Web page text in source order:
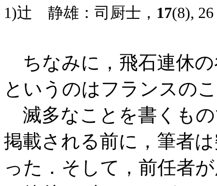
1)辻 静雄：司厨士， 17(8),
ちなみに，飛石連休
というのはフランスの
滅多なことを書くも
掲載される前に，筆者
った．そして，前任者